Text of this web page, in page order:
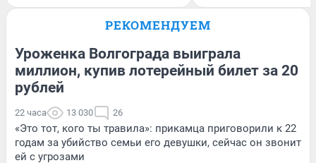
РЕКОМЕНДУЕМ
Уроженка Волгограда выиграла
миллион, купив лотерейный билет за 20
рублей
22 часа 13 030 26
«Это тот, кого ты травила»: прикамца приговорили к 22
годам за убийство семьи его девушки, сейчас он звонит
ей с угрозами